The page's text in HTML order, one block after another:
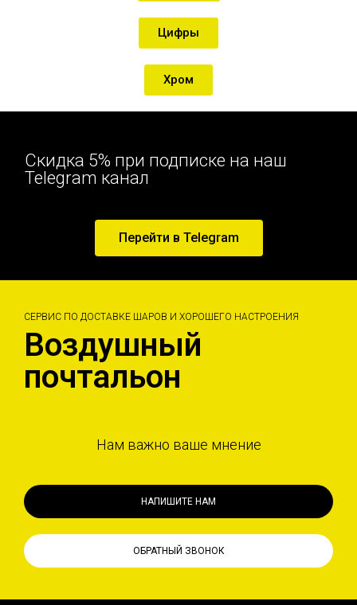
Цифры
Хром
Скидка 5% при подписке на наш
Telegram канал
Перейти в Telegram
СЕРВИС ПО ДОСТАВКЕ ШАРОВ И ХОРОШЕГО НАСТРОЕНИЯ
Воздушный
почтальон
Нам важно ваше мнение
НАПИШИТЕ НАМ
ОБРАТНЫЙ ЗВОНОК